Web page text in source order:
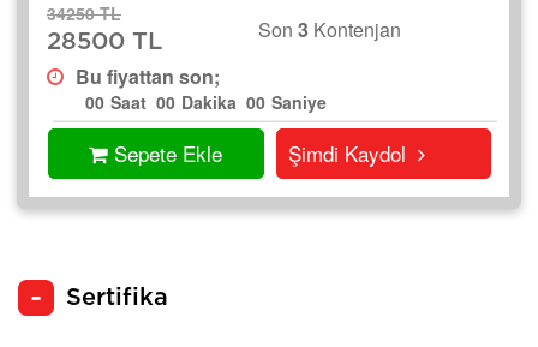
34250 TL
28500 TL
Son 3Kontenjan
Bu fiyattan son;
00 Saat 00 Dakika 00 Saniye
Sepete Ekle Şimdi Kaydol
Sertifika